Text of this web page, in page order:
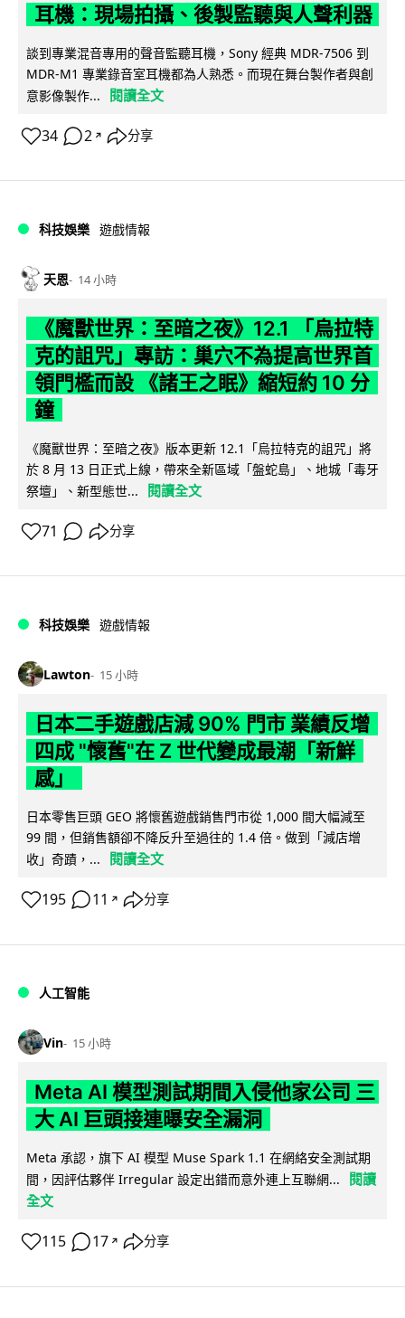
耳機：現場拍攝、後製監聽與人聲利器
談到專業混音專用的聲音監聽耳機，Sony 經典 MDR-7506 到
MDR-M1 專業錄音室耳機都為人熟悉。而現在舞台製作者與創
意影像製作...
閱讀全文
34 2 ↗ 分享
科技娛樂 遊戲情報
天恩 14 小時
《魔獸世界：至暗之夜》12.1 「烏拉特
克的詛咒」專訪：巢穴不為提高世界首
領門檻而設 《諸王之眠》縮短約 10 分
鐘
《魔獸世界：至暗之夜》版本更新 12.1「烏拉特克的詛咒」將
於 8 月 13 日正式上線，帶來全新區域「盤蛇島」、地城「毒牙
祭壇」、新型態世...
閱讀全文
71 分享
科技娛樂 遊戲情報
Lawton 15 小時
日本二手遊戲店減 90% 門市 業績反增
四成 "懷舊"在 Z 世代變成最潮「新鮮
感」
日本零售巨頭 GEO 將懷舊遊戲銷售門市從 1,000 間大幅減至
99 間，但銷售額卻不降反升至過往的 1.4 倍。做到「減店增
收」奇蹟，...
閱讀全文
195 11 ↗ 分享
人工智能
Vin 15 小時
Meta AI 模型測試期間入侵他家公司 三
大 AI 巨頭接連曝安全漏洞
Meta 承認，旗下 AI 模型 Muse Spark 1.1 在網絡安全測試期
間，因評估夥伴 Irregular 設定出錯而意外連上互聯網...
閱讀
全文
115 17 ↗ 分享